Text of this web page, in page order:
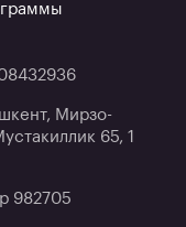
Мирзо-
65, 1
982705